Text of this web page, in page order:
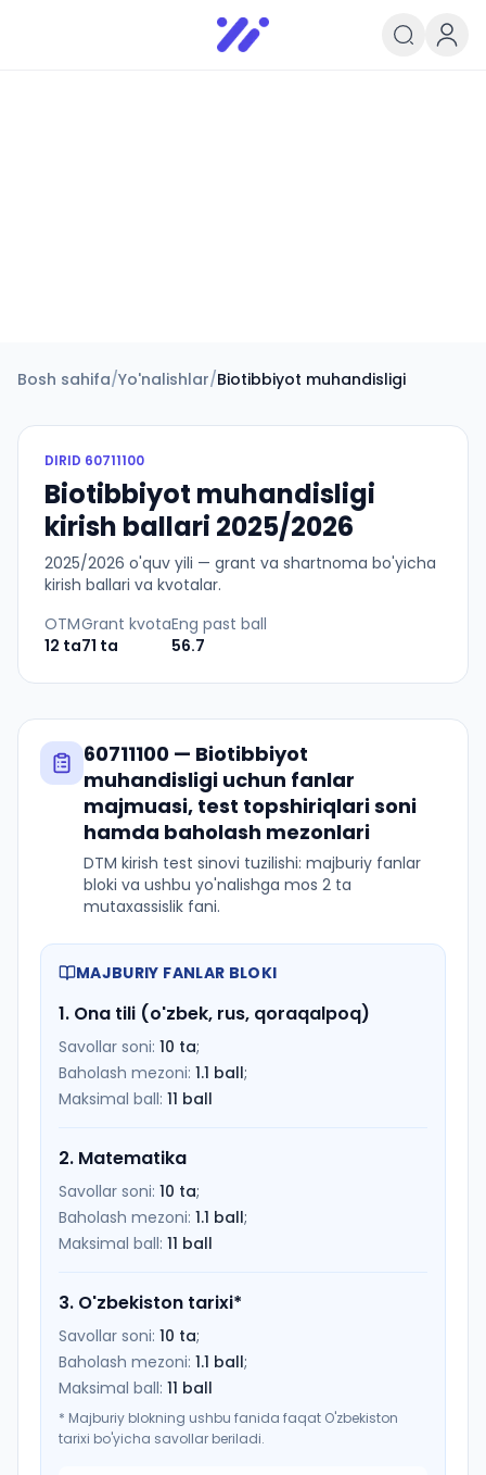
Infoedu
Ta&#039;lim xabarlari va
Bosh sahifa/Yo'nalishlar/Biotibbiyot muhandisligi
DIRID 60711100
Biotibbiyot muhandisligi
kirish ballari 2025/2026
2025/2026 o'quv yili — grant va shartnoma bo'yicha
kirish ballari va kvotalar.
OTM
12 ta
Grant kvota
71 ta
Eng past ball
56.7
60711100 — Biotibbiyot
muhandisligi uchun fanlar
majmuasi, test topshiriqlari soni
hamda baholash mezonlari
DTM kirish test sinovi tuzilishi: majburiy fanlar
bloki va ushbu yo'nalishga mos 2 ta
mutaxassislik fani.
MAJBURIY FANLAR BLOKI
1. Ona tili (o'zbek, rus, qoraqalpoq)
Savollar soni: 10 ta;
Baholash mezoni: 1.1 ball;
Maksimal ball: 11 ball
2. Matematika
Savollar soni: 10 ta;
Baholash mezoni: 1.1 ball;
Maksimal ball: 11 ball
3. O'zbekiston tarixi*
Savollar soni: 10 ta;
Baholash mezoni: 1.1 ball;
Maksimal ball: 11 ball
* Majburiy blokning ushbu fanida faqat O'zbekiston
tarixi bo'yicha savollar beriladi.